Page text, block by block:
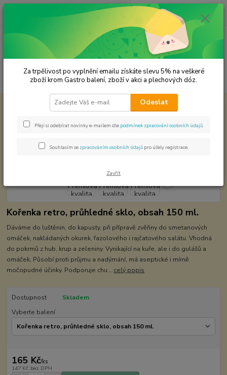
Menu
Hledat
ks
za 0,00 Kč
Premium koření Saturejka Prémiová kvalita
Saturejka Prémiová kvalita
Kořenka retro, průhledné sklo, obsah 150 ml.
Dáváme do luštěnin, do kapusty, při přípravě zvěřiny do smetanových
omáček, nakládaných okurek, fazolového i rajčatového salátu. Vhodná
do pokrmů z hub, krup a zeleniny. Vynikající na kuře, ale i do gulášů a
omáček. Působí proti průjmu a nadýmání, má aseptické i mírně
močopudné účinky. Podporuje chu... celý popis
Dostupnost
Skladem
Vyberte balení
165 Kč/ks
147 Kč bez DPH
Za trpělivost po vyplnění emailu získáte slevu 5% na veškeré
zboží krom Gastro balení, zboží v akci a plechových dóz.
Odeslat
Přeji si odebírat novinky e-mailem dle podmínek zpracování osobních údajů
Souhlasím se zpracováním osobních údajů pro účely registrace.
Zavřít